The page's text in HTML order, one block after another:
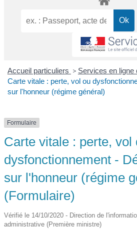
Accueil particuliers > Services en ligne
Carte vitale : perte, vol ou
sur l'honneur (régime général)
Formulaire
Carte vitale : perte, vol
dysfonctionnement -
sur l'honneur (régime
(Formulaire)
Vérifié le 14/10/2020 - Direction de
administrative (Première ministre)